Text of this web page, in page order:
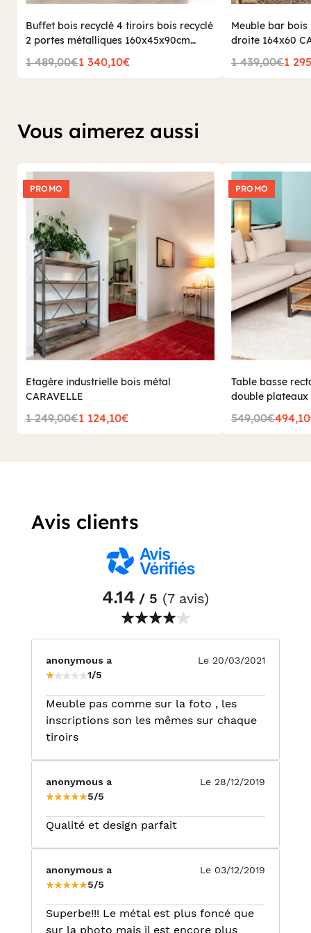
Buffet bois recyclé 4 tiroirs bois recyclé
2 portes métalliques 160x45x90cm
CARAVELLE
1 489,00€1 340,10€
Meuble bar
droite 164x60
1 439,00€1
Vous aimerez aussi
PROMO
Etagère industrielle bois métal
CARAVELLE
1 249,00€1 124,10€
PROMO
Table basse
double plateaux
549,00€
Avis clients
4.14 / 5 (7 avis)
anonymous a
1/5
Le 20/03/2021
Meuble pas comme sur la foto , les
inscriptions son les mêmes sur chaque
tiroirs
anonymous a
5/5
Le 28/12/2019
Qualité et design parfait
anonymous a
5/5
Le 03/12/2019
Superbe!!! Le métal est plus foncé que
sur la photo mais il est encore plus